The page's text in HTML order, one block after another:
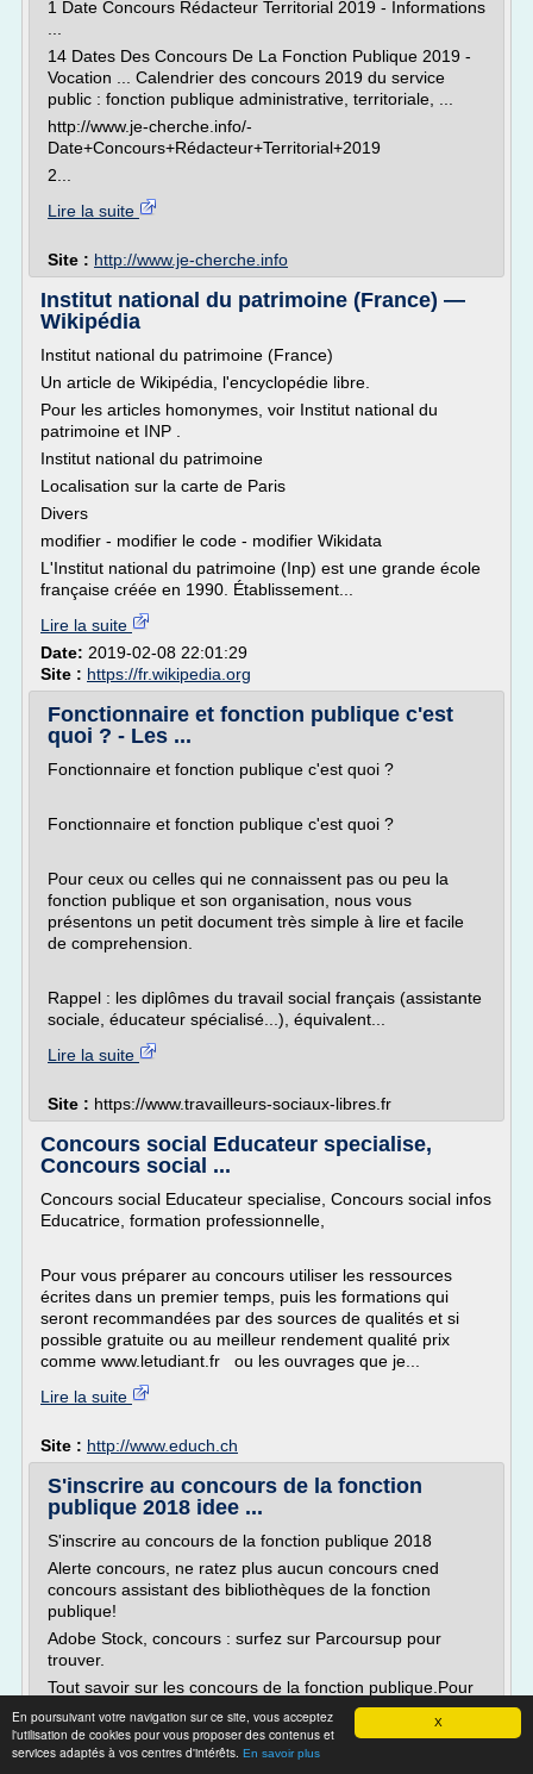
X
En poursuivant votre navigation sur ce site, vous acceptez
l'utilisation de cookies pour vous proposer des contenus et
services adaptés à vos centres d'intérêts. En savoir plus
1 Date Concours Rédacteur Territorial 2019 - Informations
14 Dates Des Concours De La Fonction Publique 2019 -
Vocation ... Calendrier des concours 2019 du service
public : fonction publique administrative, territoriale, ...
http://www.je-cherche.info/-
Date+Concours+Rédacteur+Territorial+2019
2...
Lire la suite
Site : http://www.je-cherche.info
Institut national du patrimoine (France) —
Wikipédia
Institut national du patrimoine (France)
Un article de Wikipédia, l'encyclopédie libre.
Pour les articles homonymes, voir Institut national du
patrimoine et INP .
Institut national du patrimoine
Localisation sur la carte de Paris
Divers
modifier - modifier le code - modifier Wikidata
L'Institut national du patrimoine (Inp) est une grande école
française créée en 1990. Établissement...
Lire la suite
Date: 2019-02-08 22:01:29
Site : https://fr.wikipedia.org
Fonctionnaire et fonction publique c'est
quoi ? - Les ...
Fonctionnaire et fonction publique c'est quoi ?
Fonctionnaire et fonction publique c'est quoi ?
Pour ceux ou celles qui ne connaissent pas ou peu la
fonction publique et son organisation, nous vous
présentons un petit document très simple à lire et facile
de comprehension.
Rappel : les diplômes du travail social français (assistante
sociale, éducateur spécialisé...), équivalent...
Lire la suite
Site : https://www.travailleurs-sociaux-libres.fr
Concours social Educateur specialise,
Concours social ...
Concours social Educateur specialise, Concours social infos
Educatrice, formation professionnelle,
Pour vous préparer au concours utiliser les ressources
écrites dans un premier temps, puis les formations qui
seront recommandées par des sources de qualités et si
possible gratuite ou au meilleur rendement qualité prix
comme www.letudiant.fr ou les ouvrages que je...
Lire la suite
Site : http://www.educh.ch
S'inscrire au concours de la fonction
publique 2018 idee ...
S'inscrire au concours de la fonction publique 2018
Alerte concours, ne ratez plus aucun concours cned
concours assistant des bibliothèques de la fonction
publique!
Adobe Stock, concours : surfez sur Parcoursup pour
trouver.
Tout savoir sur les concours de la fonction publique.Pour
s'inscrire auprès d'un établissement qui délivre un tel
diplôme ou titre, voire à une classe prépa, tout se...
Lire la suite